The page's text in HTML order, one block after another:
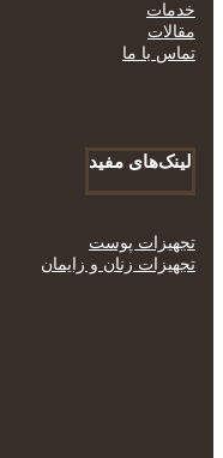
خدمات
مقالات
تماس با ما
لینک‌های مفید
تجهیزات پوست
تجهیزات زنان و زایمان